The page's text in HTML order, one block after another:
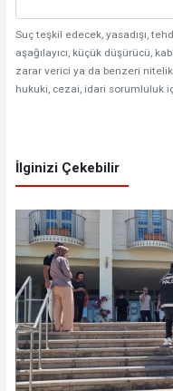
Suç teşkil edecek, yasadışı,
aşağılayıcı, küçük düşürücü,
zarar verici ya da benzeri
hukuki, cezai, idari sorumluluk
İlginizi Çekebilir